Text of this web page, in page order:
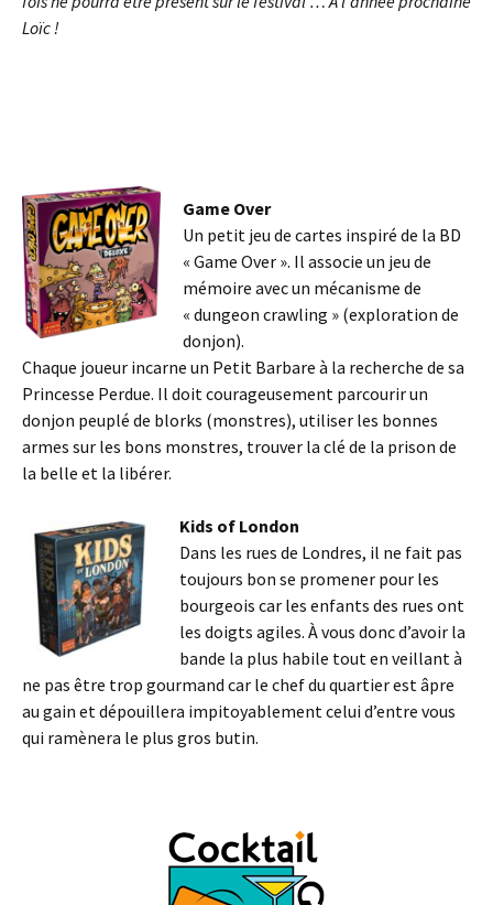
Loïc !
Game Over
Un petit jeu de cartes inspiré de la BD
« Game Over ». Il associe un jeu de
mémoire avec un mécanisme de
« dungeon crawling » (exploration de
donjon).
Chaque joueur incarne un Petit Barbare à la recherche de sa
Princesse Perdue. Il doit courageusement parcourir un
donjon peuplé de blorks (monstres), utiliser les bonnes
armes sur les bons monstres, trouver la clé de la prison de
la belle et la libérer.
Kids of London
Dans les rues de Londres, il ne fait pas
toujours bon se promener pour les
bourgeois car les enfants des rues ont
les doigts agiles. À vous donc d’avoir la
bande la plus habile tout en veillant à
ne pas être trop gourmand car le chef du quartier est âpre
au gain et dépouillera impitoyablement celui d’entre vous
qui ramènera le plus gros butin.